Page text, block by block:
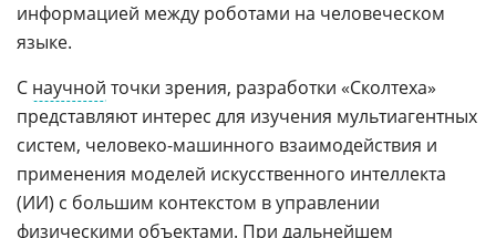
информацией между роботами на человеческом
языке.
С научной точки зрения, разработки «Сколтеха»
представляют интерес для изучения мультиагентных
систем, человеко-машинного взаимодействия и
применения моделей искусственного интеллекта
(ИИ) с большим контекстом в управлении
физическими объектами. При дальнейшем